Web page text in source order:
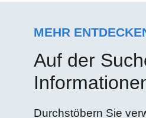
MEHR
Auf der
Durchstöbern Sie